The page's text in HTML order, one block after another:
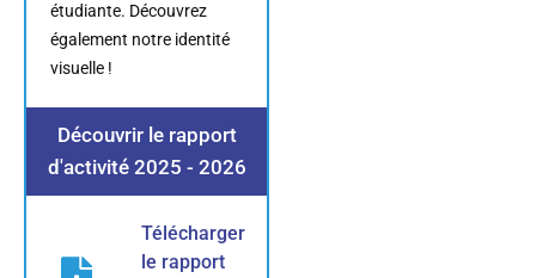
étudiante. Découvrez
également notre identité
visuelle !
Découvrir le rapport
d'activité 2025 - 2026
Télécharger
le rapport